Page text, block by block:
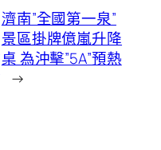
濟南”全國第一泉”
景區掛牌億嵐升降
桌 為沖擊”5A”預熱
→